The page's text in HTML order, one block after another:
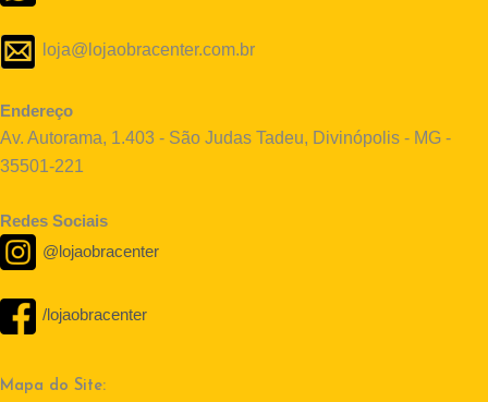
loja@lojaobracenter.com.br
Endereço
Av. Autorama, 1.403 - São Judas Tadeu, Divinópolis - MG -
35501-221
Redes Sociais
@lojaobracenter
/lojaobracenter
Mapa do Site: